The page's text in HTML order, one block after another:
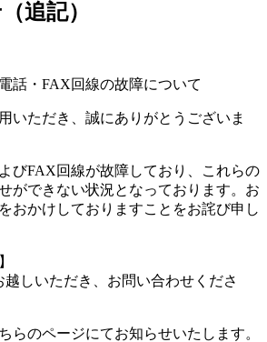
追記）
話・FAX回線の故障について
いただき、誠にありがとうございま
びFAX回線が故障しており、これらの
ができない状況となっております。お
おかけしておりますことをお詫び申し
越しいただき、お問い合わせくださ
らのページにてお知らせいたします。